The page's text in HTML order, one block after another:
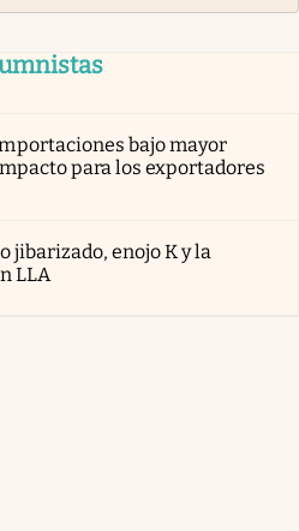
bajo mayor
para los exportadores
jibarizado, enojo K y la
LLA